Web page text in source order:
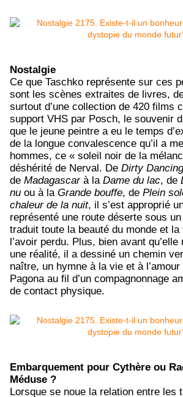
Nostalgie
Ce que Taschko représente sur ces
sont les scènes extraites de livres,
surtout d’une collection de 420 films
support VHS par Posch, le souvenir
que le jeune peintre a eu le temps
de la longue convalescence qu’il a
hommes, ce « soleil noir de la
déshérité de Nerval. De Dirty Dancing
de Madagascarà la Dame du lac, de
nu ou à la Grande bouffe, de Plein
chaleur de la nuit, il s’est approprié
représenté une route déserte sous
traduit toute la beauté du monde et
l’avoir perdu. Plus, bien avant
une réalité, il a dessiné un chemin
naître, un hymne à la vie et à
Pagona au fil d’un compagnonnage
de contact physique.
Embarquement pour Cythère ou
Méduse ?
Lorsque se noue la relation entre les